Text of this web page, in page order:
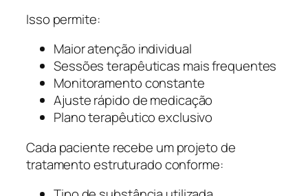
Isso permite:
Maior atenção individual
Sessões terapêuticas mais frequentes
Monitoramento constante
Ajuste rápido de medicação
Plano terapêutico exclusivo
Cada paciente recebe um projeto de
tratamento estruturado conforme: